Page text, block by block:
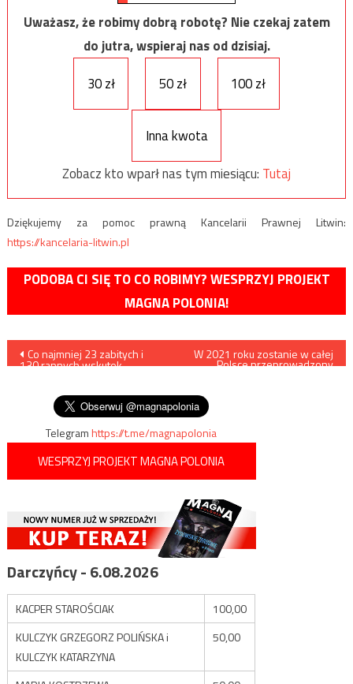
Uważasz, że robimy dobrą robotę? Nie czekaj zatem
do jutra, wspieraj nas od dzisiaj.
30 zł
50 zł 100 zł
Inna kwota
Zobacz kto wparł nas tym miesiącu: Tutaj
Dziękujemy za pomoc prawną Kancelarii Prawnej Litwin:
https://kancelaria-litwin.pl
PODOBA CI SIĘ TO CO ROBIMY? WESPRZYJ PROJEKT
MAGNA POLONIA!
Nawigacja
Co najmniej 23 zabitych i
130 rannych wskutek
W 2021 roku zostanie w całej
Polsce przeprowadzony
Telegramhttps://t.me/magnapolonia
WESPRZYJ PROJEKT MAGNA POLONIA
Darczyńcy - 6.08.2026
KACPER STAROŚCIAK
100,00
KULCZYK GRZEGORZ POLIŃSKA i
KULCZYK KATARZYNA
50,00